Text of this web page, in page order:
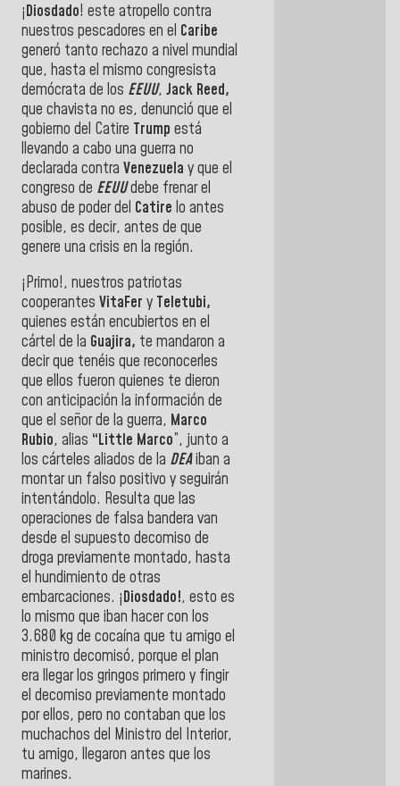
¡Diosdado! este atropello contra
nuestros pescadores en el Caribe
generó tanto rechazo a nivel mundial
que, hasta el mismo congresista
demócrata de los EEUU, Jack Reed,
que chavista no es, denunció que el
gobierno del Catire Trump está
llevando a cabo una guerra no
declarada contra Venezuela y que el
congreso de EEUUdebe frenar el
abuso de poder del Catire lo antes
posible, es decir, antes de que
genere una crisis en la región.
¡Primo!, nuestros patriotas
cooperantes VitaFer y Teletubi,
quienes están encubiertos en el
cártel de la Guajira, te mandaron a
decir que tenéis que reconocerles
que ellos fueron quienes te dieron
con anticipación la información de
que el señor de la guerra, Marco
Rubio, alias “Little Marco”, junto a
los cárteles aliados de la DEAiban a
montar un falso positivo y seguirán
intentándolo. Resulta que las
operaciones de falsa bandera van
desde el supuesto decomiso de
droga previamente montado, hasta
el hundimiento de otras
embarcaciones. ¡Diosdado!, esto es
lo mismo que iban hacer con los
3.680 kg de cocaína que tu amigo el
ministro decomisó, porque el plan
era llegar los gringos primero y fingir
el decomiso previamente montado
por ellos, pero no contaban que los
muchachos del Ministro del Interior,
tu amigo, llegaron antes que los
marines.